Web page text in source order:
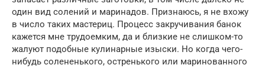
один вид солений и маринадов. Признаюсь, я не вхожу
в число таких мастериц. Процесс закручивания банок
кажется мне трудоемким, да и близкие не слишком-то
жалуют подобные кулинарные изыски. Но когда чего-
нибудь солененького, остренького или маринованного